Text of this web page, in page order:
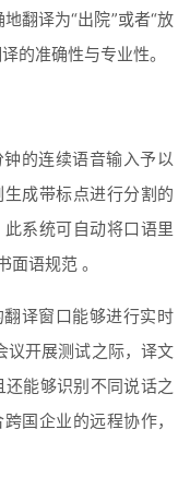
翻译为“出院”或者“放
的准确性与专业性。
的连续语音输入予以
成带标点进行分割的
系统可自动将口语里
语规范 。
译窗口能够进行实时
议开展测试之际，译文
能够识别不同说话之
国企业的远程协作，